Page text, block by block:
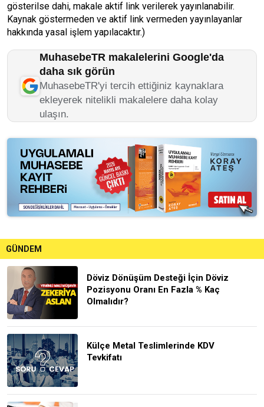
gösterilse dahi, makale aktif link verilerek yayınlanabilir.
Kaynak göstermeden ve aktif link vermeden yayınlayanlar
hakkında yasal işlem yapılacaktır.)
MuhasebeTR makalelerini Google'da
daha sık görün
MuhasebeTR'yi tercih ettiğiniz kaynaklara
ekleyerek nitelikli makalelere daha kolay
ulaşın.
GÜNDEM
Döviz Dönüşüm Desteği İçin Döviz
Pozisyonu Oranı En Fazla % Kaç
Olmalıdır?
Külçe Metal Teslimlerinde KDV
Tevkifatı